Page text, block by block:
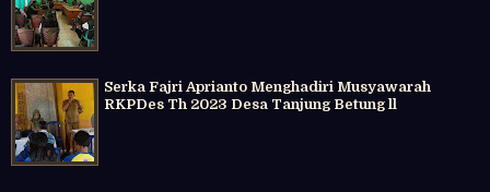
Serka Fajri Aprianto Menghadiri Musyawarah
RKPDes Th 2023 Desa Tanjung Betung ll